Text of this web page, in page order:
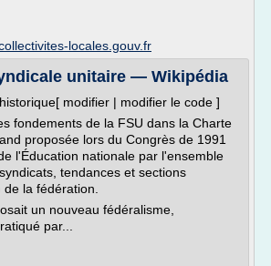
locales.gouv.fr
unitaire — Wikipédia
modifier | modifier le code ]
fondements de la FSU dans la Charte
proposée lors du Congrès de 1991
l'Éducation nationale par l'ensemble
tendances et sections
la fédération.
un nouveau fédéralisme,
par...